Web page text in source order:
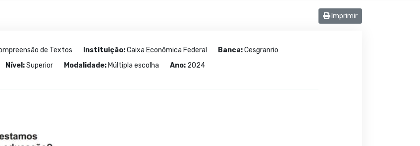
Imprimir
de Textos Instituição:Caixa Econômica Federal Banca:Cesgranrio
Nível:Superior Modalidade: Múltipla escolha Ano: 2024